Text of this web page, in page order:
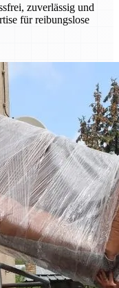
zuverlässig und
für reibungslose